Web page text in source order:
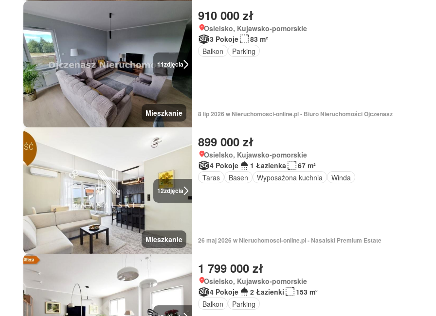
11zdjęcia
Mieszkanie
910 000 zł
Osielsko, Kujawsko-pomorskie
3 Pokoje
83 m²
Balkon
Parking
8 lip 2026 w Nieruchomosci-online.pl - Biuro Nieruchomości Ojczenasz
12zdjęcia
Mieszkanie
899 000 zł
Osielsko, Kujawsko-pomorskie
4 Pokoje
1 Łazienka
67 m²
Taras
Basen Wyposażona kuchnia Winda
26 maj 2026 w Nieruchomosci-online.pl - Nasalski Premium Estate
1 799 000 zł
Osielsko, Kujawsko-pomorskie
4 Pokoje
2 Łazienki
153 m²
Balkon
Parking